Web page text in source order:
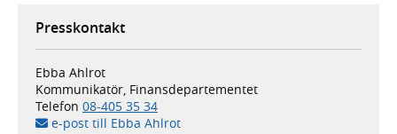
Presskontakt
Ebba Ahlrot
Kommunikatör, Finansdepartementet
Telefon 08-405 35 34
e-post till Ebba Ahlrot